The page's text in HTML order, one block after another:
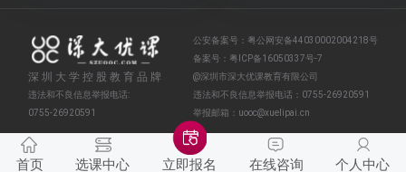
深圳大学控股教育品牌
违法和不良信息举报电话:
0755-26920591
公安备案号： 粤公网安备44030002004218号
备案号： 粤ICP备16050337号-7
@深圳市深大优课教育有限公司
违法和不良信息举报电话： 0755-26920591
举报邮箱： uooc@xuelipai.cn
首页 选课中心 立即报名 在线咨询 个人中心